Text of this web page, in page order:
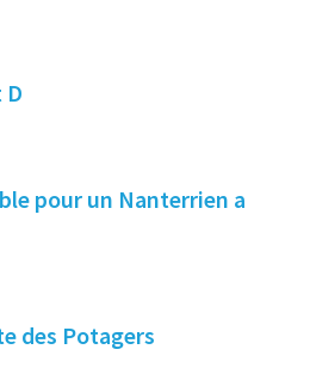
D
pour un Nanterrien a
des Potagers